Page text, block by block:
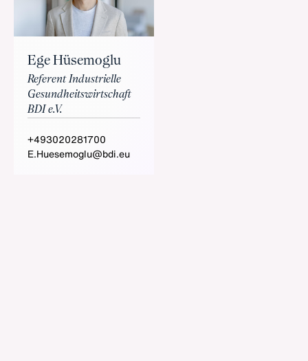
Ege Hüsemoglu
Referent Industrielle
Gesundheitswirtschaft
BDI e.V.
+493020281700
E.Huesemoglu@bdi.eu